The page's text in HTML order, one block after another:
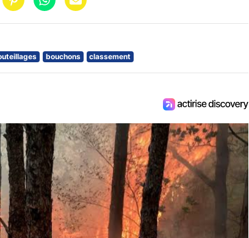
bouchons classement